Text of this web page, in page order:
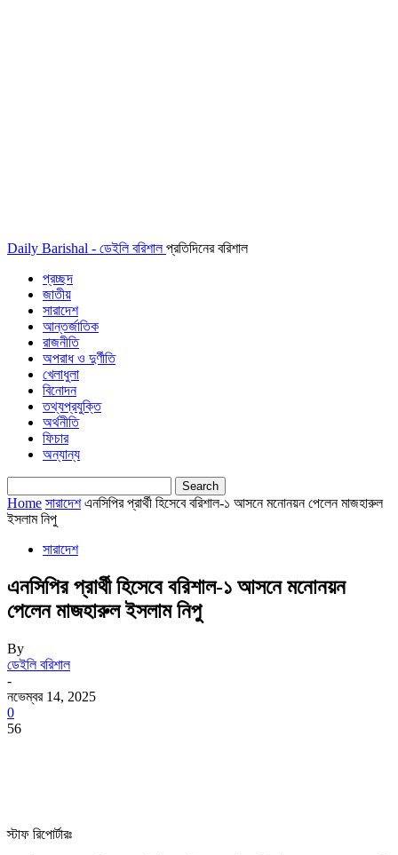
Daily Barishal - ডেইলি বরিশাল প্রতিদিনের বরিশাল
প্রচ্ছদ
জাতীয়
সারাদেশ
আন্তর্জাতিক
রাজনীতি
অপরাধ ও দুর্ণীতি
খেলাধুলা
বিনোদন
তথ্যপ্রযুক্তি
অর্থনীতি
ফিচার
অন্যান্য
Home সারাদেশ এনসিপির প্রার্থী হিসেবে বরিশাল-১ আসনে মনোনয়ন পেলেন মাজহারুল
ইসলাম নিপু
সারাদেশ
এনসিপির প্রার্থী হিসেবে বরিশাল-১ আসনে মনোনয়ন
পেলেন মাজহারুল ইসলাম নিপু
By
ডেইলি বরিশাল
-
নভেম্বর 14, 2025
0
56
স্টাফ রিপোর্টারঃ